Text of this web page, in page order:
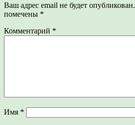
Ваш адрес email не будет опубликован.
помечены *
Комментарий *
Имя *